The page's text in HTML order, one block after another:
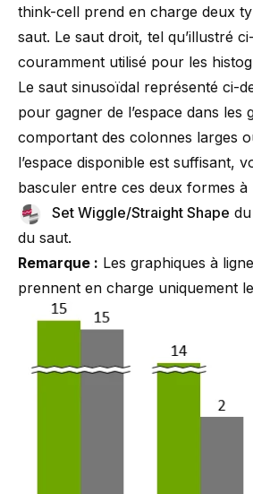
think-cell prend en charge deux
saut. Le saut droit, tel qu’illustré
couramment utilisé pour les
Le saut sinusoïdal représenté ci-
pour gagner de l’espace dans les
comportant des colonnes larges
l’espace disponible est suffisant,
basculer entre ces deux formes à
Set Wiggle/Straight Shape
du saut.
Remarque : Les graphiques à
prennent en charge uniquement